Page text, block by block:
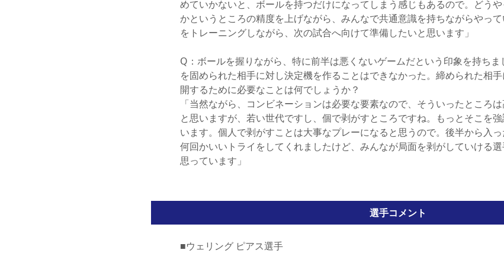
めていかないと、ボールを持つだけになってしまう感じもあるので。どう
かというところの精度を上げながら、みんなで共通意識を持ちながらやっ
をトレーニングしながら、次の試合へ向けて準備したいと思います」
Q：ボールを握りながら、特に前半は悪くないゲームだという印象を持ち
を固められた相手に対し決定機を作ることはできなかった。締められた相
開するために必要なことは何でしょうか？
「当然ながら、コンビネーションは必要な要素なので、そういったところ
と思いますが、若い世代ですし、個で剥がすところですね。もっとそこを
います。個人で剥がすことは大事なプレーになると思うので。後半から入っ
何回かいいトライをしてくれましたけど、みんなが局面を剥がしていける
思っています」
選手コメント
■ウェリング ピアス選手